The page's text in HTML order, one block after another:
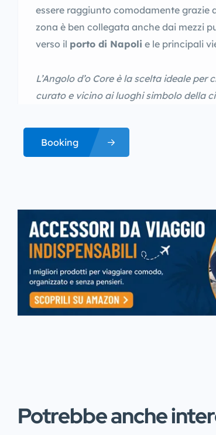
essere raggiunto comodamente grazie
zona è ben collegata anche dai mezzi
verso il porto di Napoli e le principali
L’Angolo d’o Core è la scelta ideale
curato e vicino ai luoghi simbolo della
Booking
Potrebbe anche